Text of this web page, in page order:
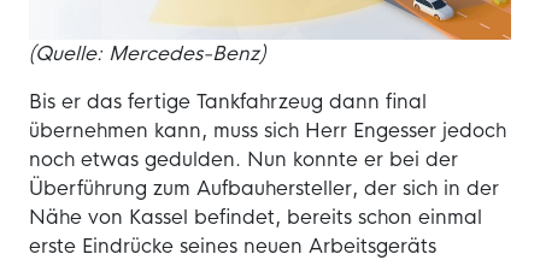
(Quelle: Mercedes-Benz)
Bis er das fertige Tankfahrzeug dann final
übernehmen kann, muss sich Herr Engesser jedoch
noch etwas gedulden. Nun konnte er bei der
Überführung zum Aufbauhersteller, der sich in der
Nähe von Kassel befindet, bereits schon einmal
erste Eindrücke seines neuen Arbeitsgeräts